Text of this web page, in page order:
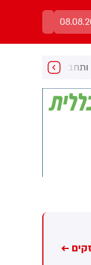
מעניין
ל'פגוש את העיתונות'
על הקמת←